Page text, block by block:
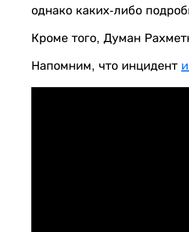
однако каких-либо
Кроме того, Думан
Напомним, что инцидент